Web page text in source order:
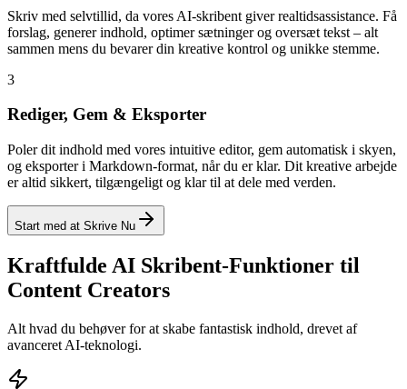
Skriv med selvtillid, da vores AI-skribent giver realtidsassistance. Få
forslag, generer indhold, optimer sætninger og oversæt tekst – alt
sammen mens du bevarer din kreative kontrol og unikke stemme.
3
Rediger, Gem & Eksporter
Poler dit indhold med vores intuitive editor, gem automatisk i skyen,
og eksporter i Markdown-format, når du er klar. Dit kreative arbejde
er altid sikkert, tilgængeligt og klar til at dele med verden.
Start med at Skrive Nu
Kraftfulde AI Skribent-Funktioner til
Content Creators
Alt hvad du behøver for at skabe fantastisk indhold, drevet af
avanceret AI-teknologi.